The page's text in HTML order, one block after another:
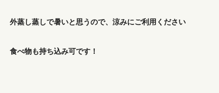
外蒸し蒸しで暑いと思うので、涼みにご利用ください
食べ物も持ち込み可です！